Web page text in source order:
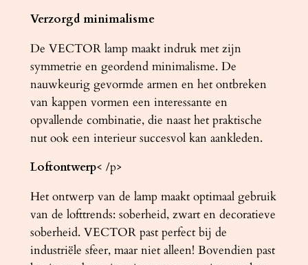
w
a
r
t
a
a
n
a
Verzorgd minimalisme
De VECTOR lamp maakt indruk met zijn
symmetrie en geordend minimalisme. De
nauwkeurig gevormde armen en het ontbreken
van kappen vormen een interessante en
opvallende combinatie, die naast het praktische
nut ook een interieur succesvol kan aankleden.
Loftontwerp< /p>
Het ontwerp van de lamp maakt optimaal gebruik
van de lofttrends: soberheid, zwart en decoratieve
soberheid. VECTOR past perfect bij de
industriële sfeer, maar niet alleen! Bovendien past